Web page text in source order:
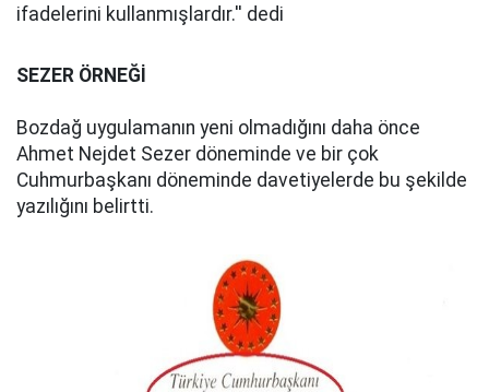
ifadelerini kullanmışlardır.'' dedi
SEZER ÖRNEĞİ
Bozdağ uygulamanın yeni olmadığını daha önce
Ahmet Nejdet Sezer döneminde ve bir çok
Cuhmurbaşkanı döneminde davetiyelerde bu şekilde
yazılığını belirtti.